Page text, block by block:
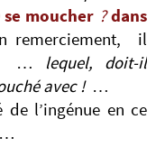
se moucher ?dans
remerciement, il
… lequel, doit-il
avec !…
de l’ingénue en ce
…